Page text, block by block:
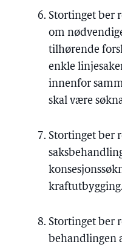
Stortinget ber
om
tilhørende
enkle
innenfor
skal være
Stortinget ber
kraftutbygging.
Stortinget ber
behandlingen